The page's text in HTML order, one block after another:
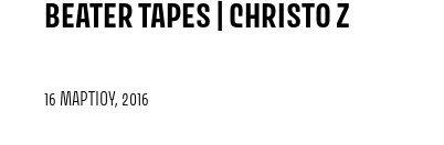
BEATER TAPES | CHRISTO Z
16 ΜΑΡΤΊΟΥ, 2016